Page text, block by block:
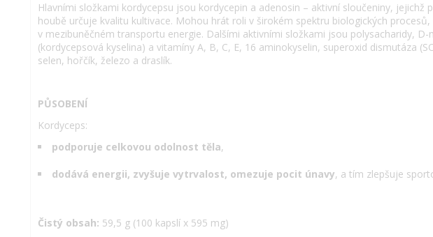
Hlavními složkami kordycepsu jsou kordycepin a adenosin – aktivní sloučeniny, jejichž
houbě určuje kvalitu kultivace. Mohou hrát roli v širokém spektru biologických procesů,
v mezibuněčném transportu energie. Dalšími aktivními složkami jsou polysacharidy, D-
(kordycepsová kyselina) a vitamíny A, B, C, E, 16 aminokyselin, superoxid dismutáza
selen, hořčík, železo a draslík.
PŮSOBENÍ
Kordyceps:
podporuje celkovou odolnost těla,
dodává energii, zvyšuje vytrvalost, omezuje pocit únavy, a tím zlepšuje
Čistý obsah: 59,5 g (100 kapslí x 595 mg)